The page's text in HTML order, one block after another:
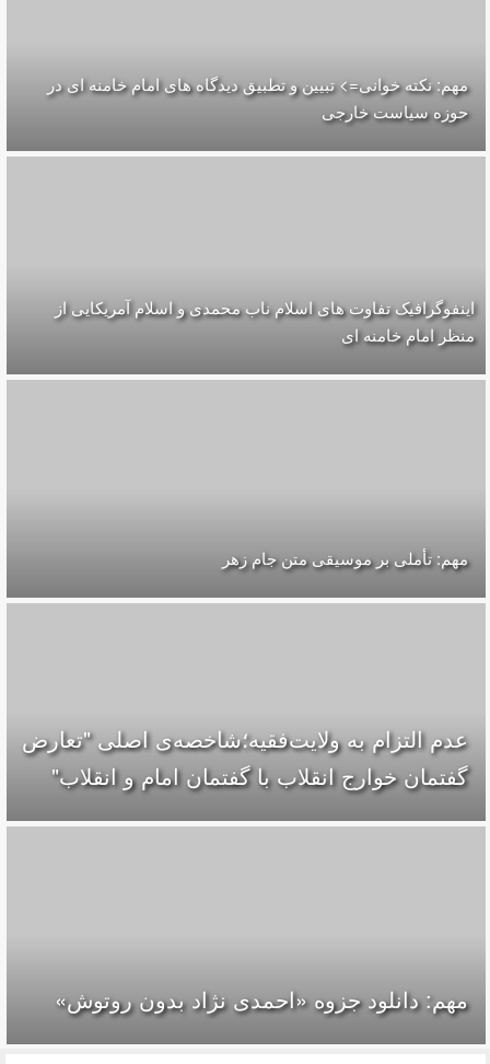
مهم: نکته خوانی=> تبیین و تطبیق دیدگاه های امام خامنه ای در
حوزه سیاست خارجی
اینفوگرافیک تفاوت های اسلام ناب محمدی و اسلام آمریکایی از
منظر امام خامنه ای
مهم: تأملی بر موسیقی متن جام زهر
عدم التزام به ولایت‌فقیه؛شاخصه‌ی اصلی "تعارض
گفتمان خوارج انقلاب با گفتمان امام و انقلاب"
مهم: دانلود جزوه «احمدی نژاد بدون روتوش»